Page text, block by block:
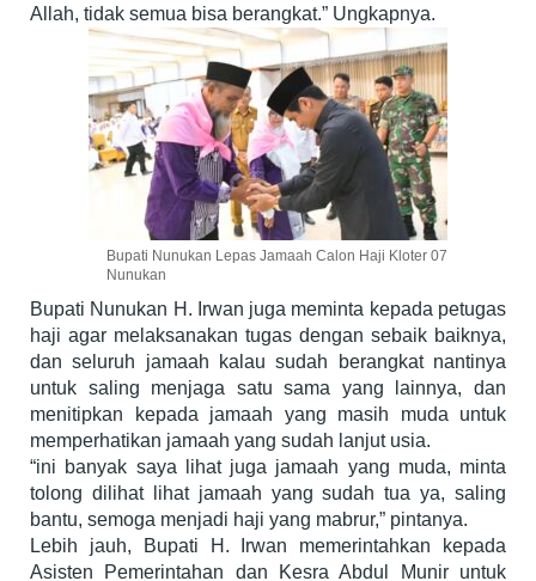
Allah, tidak semua bisa berangkat.” Ungkapnya.
Bupati Nunukan Lepas Jamaah Calon Haji Kloter 07
Nunukan
Bupati Nunukan H. Irwan juga meminta kepada petugas
haji agar melaksanakan tugas dengan sebaik baiknya,
dan seluruh jamaah kalau sudah berangkat nantinya
untuk saling menjaga satu sama yang lainnya, dan
menitipkan kepada jamaah yang masih muda untuk
memperhatikan jamaah yang sudah lanjut usia.
“ini banyak saya lihat juga jamaah yang muda, minta
tolong dilihat lihat jamaah yang sudah tua ya, saling
bantu, semoga menjadi haji yang mabrur,” pintanya.
Lebih jauh, Bupati H. Irwan memerintahkan kepada
Asisten Pemerintahan dan Kesra Abdul Munir untuk